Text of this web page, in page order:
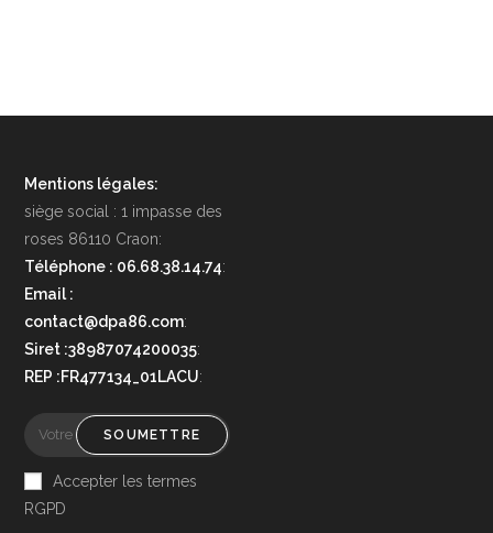
Mentions légales:
siège social : 1 impasse des
roses 86110 Craon:
Téléphone : 06.68.38.14.74:
Email :
contact@dpa86.com:
Siret :38987074200035:
REP :FR477134_01LACU:
SOUMETTRE
Accepter les termes
RGPD